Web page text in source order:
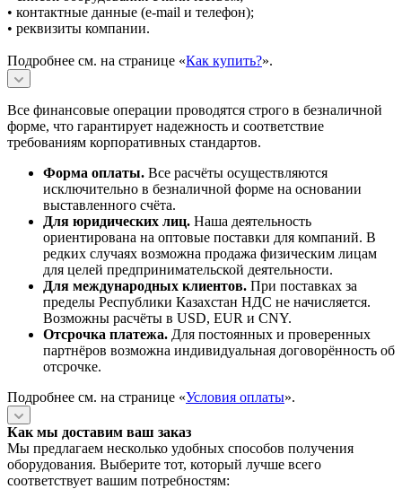
• контактные данные (e-mail и телефон);
• реквизиты компании.
Подробнее см. на странице «Как купить?».
Все финансовые операции проводятся строго в безналичной
форме, что гарантирует надежность и соответствие
требованиям корпоративных стандартов.
Форма оплаты. Все расчёты осуществляются
исключительно в безналичной форме на основании
выставленного счёта.
Для юридических лиц. Наша деятельность
ориентирована на оптовые поставки для компаний. В
редких случаях возможна продажа физическим лицам
для целей предпринимательской деятельности.
Для международных клиентов. При поставках за
пределы Республики Казахстан НДС не начисляется.
Возможны расчёты в USD, EUR и CNY.
Отсрочка платежа. Для постоянных и проверенных
партнёров возможна индивидуальная договорённость об
отсрочке.
Подробнее см. на странице «Условия оплаты».
Как мы доставим ваш заказ
Мы предлагаем несколько удобных способов получения
оборудования. Выберите тот, который лучше всего
соответствует вашим потребностям: